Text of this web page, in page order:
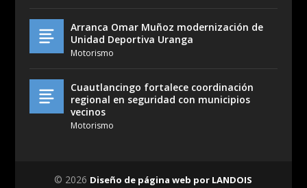
Arranca Omar Muñoz modernización de
Unidad Deportiva Uranga
Motorismo
Cuautlancingo fortalece coordinación
regional en seguridad con municipios
vecinos
Motorismo
© 2026 Diseño de página web por LANDOIS